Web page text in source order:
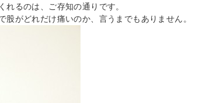
れるのは、ご存知の通りです。
がどれだけ痛いのか、言うまでもありません。